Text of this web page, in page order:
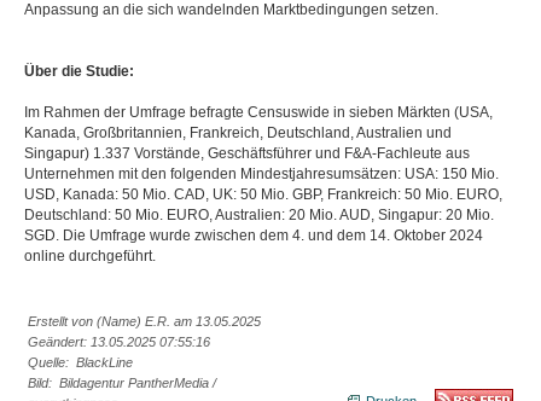
Anpassung an die sich wandelnden Marktbedingungen setzen.
Über die Studie:
Im Rahmen der Umfrage befragte Censuswide in sieben Märkten (USA,
Kanada, Großbritannien, Frankreich, Deutschland, Australien und
Singapur) 1.337 Vorstände, Geschäftsführer und F&A-Fachleute aus
Unternehmen mit den folgenden Mindestjahresumsätzen: USA: 150 Mio.
USD, Kanada: 50 Mio. CAD, UK: 50 Mio. GBP, Frankreich: 50 Mio. EURO,
Deutschland: 50 Mio. EURO, Australien: 20 Mio. AUD, Singapur: 20 Mio.
SGD. Die Umfrage wurde zwischen dem 4. und dem 14. Oktober 2024
online durchgeführt.
Erstellt von (Name) E.R. am 13.05.2025
Geändert: 13.05.2025 07:55:16
Quelle: BlackLine
Bild: Bildagentur PantherMedia /